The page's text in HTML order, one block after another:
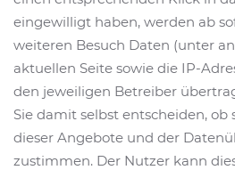
eingewilligt haben, werden ab
weiteren Besuch Daten (unter
aktuellen Seite sowie die IP-
den jeweiligen Betreiber
Sie damit selbst entscheiden, ob
dieser Angebote und der
zustimmen. Der Nutzer kann